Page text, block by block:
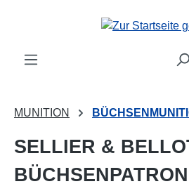
Zum Hauptinhalt springen
MUNITION
SELLIER &